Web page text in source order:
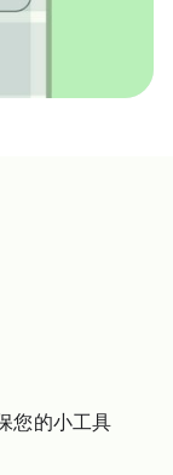
您的小工具